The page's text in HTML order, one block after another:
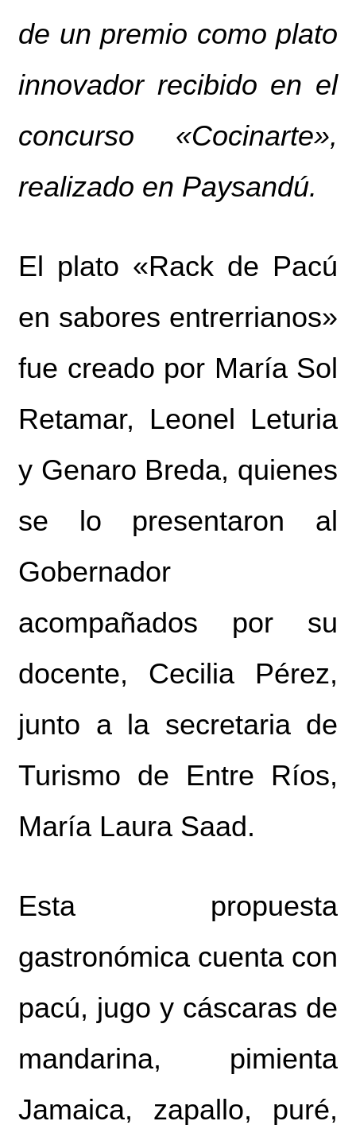
de un premio como plato
innovador recibido en el
concurso «Cocinarte»,
realizado en Paysandú.
El plato «Rack de Pacú
en sabores entrerrianos»
fue creado por María Sol
Retamar, Leonel Leturia
y Genaro Breda, quienes
se lo presentaron al
Gobernador
acompañados por su
docente, Cecilia Pérez,
junto a la secretaria de
Turismo de Entre Ríos,
María Laura Saad.
Esta propuesta
gastronómica cuenta con
pacú, jugo y cáscaras de
mandarina, pimienta
Jamaica, zapallo, puré,